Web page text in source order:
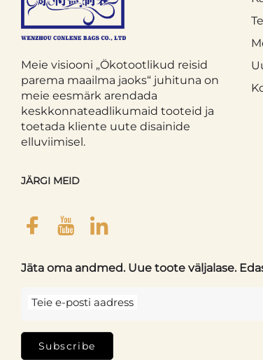
Meie visiooni „Ökotootlikud reisid
parema maailma jaoks“ juhituna on
meie eesmärk arendada
keskkonnateadlikumaid tooteid ja
toetada kliente uute disainide
elluviimisel.
JÄRGI MEID
Jäta oma andmed. Uue toote väljalase.
Teie e-posti aadress
Subscribe